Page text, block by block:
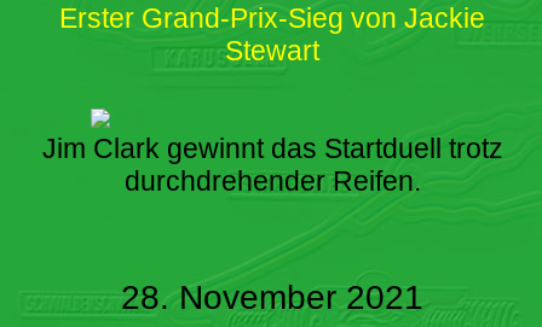
Erster Grand-Prix-Sieg von Jackie
Stewart
Jim Clark gewinnt das Startduell trotz
durchdrehender Reifen.
28. November 2021